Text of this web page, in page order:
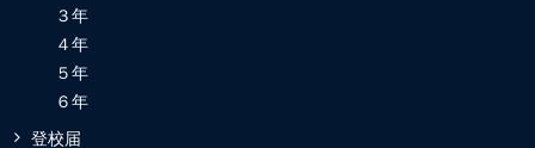
３年
４年
５年
６年
登校届